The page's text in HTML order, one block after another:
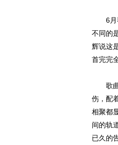
6月毕
不同的
辉说这
首完完
歌曲
伤，配
相聚都
间的轨
已久的